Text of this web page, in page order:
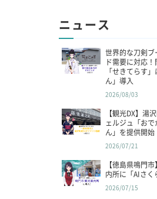
ニュース
世界的な刀剣
ド需要に対応
「せきてらす
ん」導入
2026/08/03
【観光DX】湯
ェルジュ「お
ん」を提供開始
2026/07/21
【徳島県鳴門
内所に「AIさく
2026/07/15